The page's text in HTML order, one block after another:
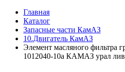
Главная
Каталог
Запасные части КамАЗ
10.Двигатель КамАЗ
Элемент масляного фильтра
1012040-10а КАМАЗ урал